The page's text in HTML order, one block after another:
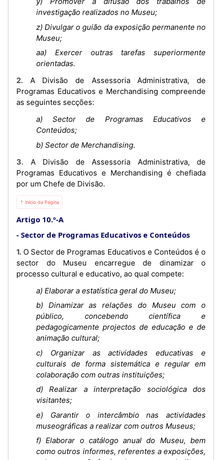
investigação realizados no Museu;
z) Divulgar o guião da exposição permanente no
Museu;
aa) Exercer outras tarefas superiormente
orientadas.
2. A Divisão de Assessoria Administrativa, de
Programas Educativos e Merchandising compreende
as seguintes secções:
a) Sector de Programas Educativos e
Conteúdos;
b) Sector de Merchandising.
3. A Divisão de Assessoria Administrativa, de
Programas Educativos e Merchandising é chefiada
por um Chefe de Divisão.
⇡ Início da Página
Artigo 10.º-A
Sector de Programas Educativos e Conteúdos
1. O Sector de Programas Educativos e Conteúdos é o
sector do Museu encarregue de dinamizar o
processo cultural e educativo, ao qual compete:
a) Elaborar a estatística geral do Museu;
b) Dinamizar as relações do Museu com o
público, concebendo científica e
pedagogicamente projectos de educação e de
animação cultural;
c) Organizar as actividades educativas e
culturais de forma sistemática e regular em
colaboração com outras instituições;
d) Realizar a interpretação sociológica dos
visitantes;
e) Garantir o intercâmbio nas actividades
museográficas a realizar com outros Museus;
f) Elaborar o catálogo anual do Museu, bem
como outros informes, referentes a exposições,